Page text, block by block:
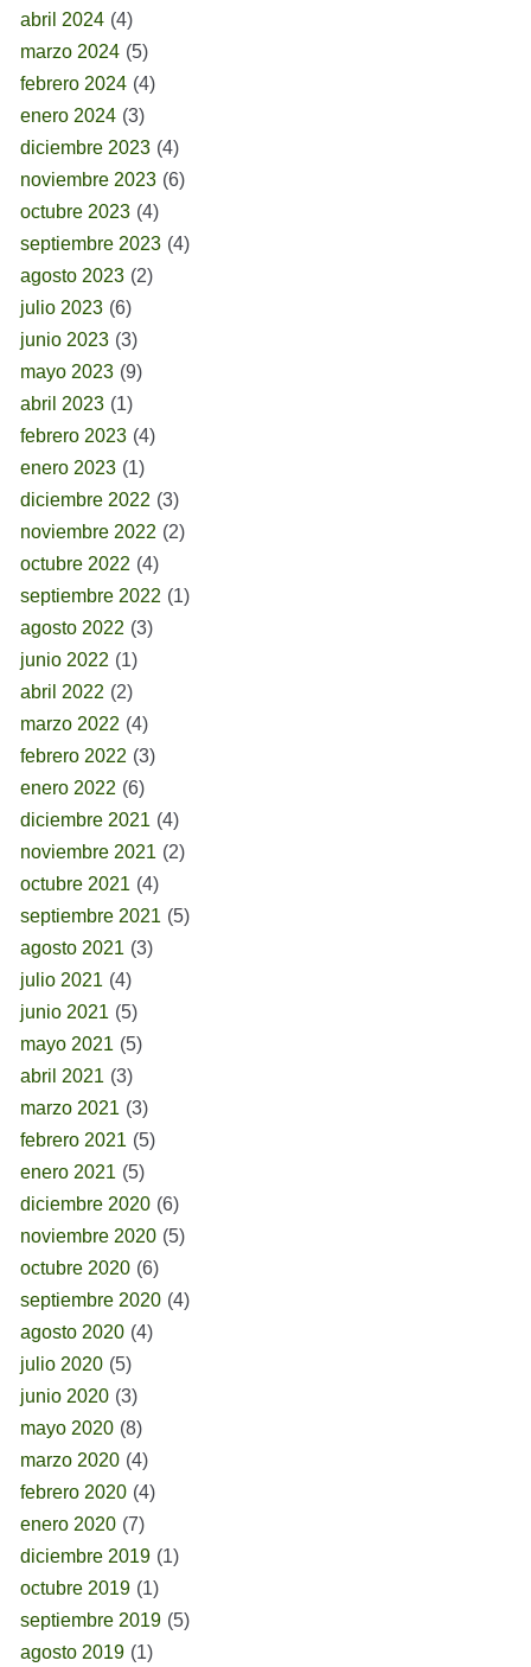
abril 2024 (4)
marzo 2024 (5)
febrero 2024 (4)
enero 2024 (3)
diciembre 2023 (4)
noviembre 2023 (6)
octubre 2023 (4)
septiembre 2023 (4)
agosto 2023 (2)
julio 2023 (6)
junio 2023 (3)
mayo 2023 (9)
abril 2023 (1)
febrero 2023 (4)
enero 2023 (1)
diciembre 2022 (3)
noviembre 2022 (2)
octubre 2022 (4)
septiembre 2022 (1)
agosto 2022 (3)
junio 2022 (1)
abril 2022 (2)
marzo 2022 (4)
febrero 2022 (3)
enero 2022 (6)
diciembre 2021 (4)
noviembre 2021 (2)
octubre 2021 (4)
septiembre 2021 (5)
agosto 2021 (3)
julio 2021 (4)
junio 2021 (5)
mayo 2021 (5)
abril 2021 (3)
marzo 2021 (3)
febrero 2021 (5)
enero 2021 (5)
diciembre 2020 (6)
noviembre 2020 (5)
octubre 2020 (6)
septiembre 2020 (4)
agosto 2020 (4)
julio 2020 (5)
junio 2020 (3)
mayo 2020 (8)
marzo 2020 (4)
febrero 2020 (4)
enero 2020 (7)
diciembre 2019 (1)
octubre 2019 (1)
septiembre 2019 (5)
agosto 2019 (1)